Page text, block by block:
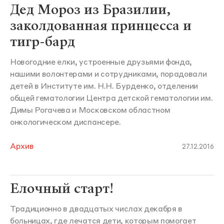
Дед Мороз из Бразилии,
заколдованная принцесса и
тигр-бард
Новогодние елки, устроенные друзьями фонда,
нашими волонтерами и сотрудниками, порадовали
детей в Институте им. Н.Н. Бурденко, отделении
общей гематологии Центра детской гематологии им.
Димы Рогачева и Московском областном
онкологическом диспансере.
Архив 27.12.2016
Елочный старт!
Традиционно в двадцатых числах декабря в
больницах, где лечатся дети, которым помогает